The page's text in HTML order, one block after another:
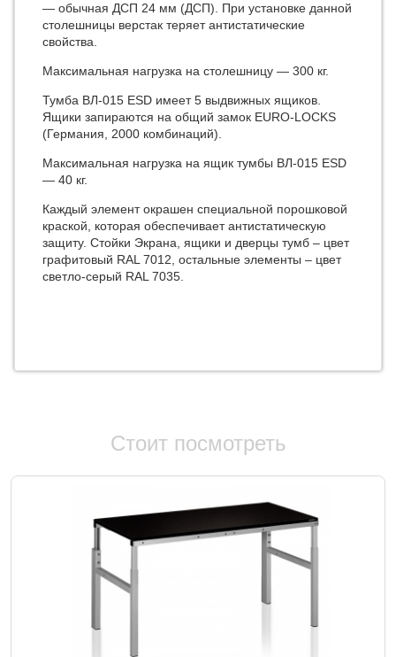
— обычная ДСП 24 мм (ДСП). При установке данной
столешницы верстак теряет антистатические
свойства.
Максимальная нагрузка на столешницу — 300 кг.
Тумба ВЛ-015 ESD имеет 5 выдвижных ящиков.
Ящики запираются на общий замок EURO-LOCKS
(Германия, 2000 комбинаций).
Максимальная нагрузка на ящик тумбы ВЛ-015 ESD
— 40 кг.
Каждый элемент окрашен специальной порошковой
краской, которая обеспечивает антистатическую
защиту. Стойки Экрана, ящики и дверцы тумб – цвет
графитовый RAL 7012, остальные элементы – цвет
светло-серый RAL 7035.
Стоит посмотреть